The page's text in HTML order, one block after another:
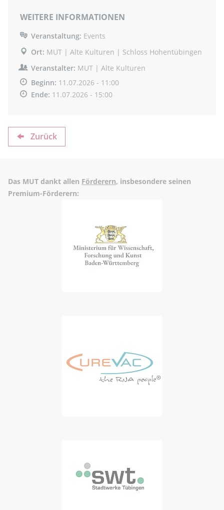
WEITERE INFORMATIONEN
Veranstaltung: Events
Ort: MUT | Alte Kulturen | Schloss Hohentübingen
Veranstalter: MUT | Alte Kulturen
Beginn: 11.07.2026 - 11:00
Ende: 11.07.2026 - 15:00
Zurück
Das MUT dankt allen Förderern, insbesondere seinen
Premium-Förderern: